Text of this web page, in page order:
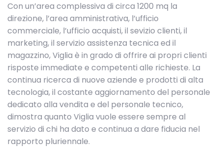
Con un’area complessiva di circa 1200 mq la
direzione, l’area amministrativa, l’ufficio
commerciale, l’ufficio acquisti, il sevizio clienti, il
marketing, il servizio assistenza tecnica ed il
magazzino, Viglia è in grado di offrire ai propri clienti
risposte immediate e competenti alle richieste. La
continua ricerca di nuove aziende e prodotti di alta
tecnologia, il costante aggiornamento del personale
dedicato alla vendita e del personale tecnico,
dimostra quanto Viglia vuole essere sempre al
servizio di chi ha dato e continua a dare fiducia nel
rapporto pluriennale.